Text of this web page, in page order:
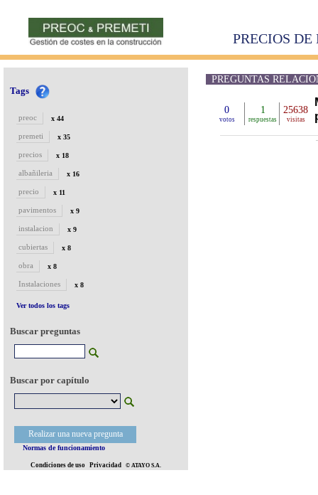
PRECIOS
Tags
preoc x 44
premeti x 35
precios x 18
albañileria x 16
precio x 11
pavimentos x 9
instalacion x 9
cubiertas x 8
obra x 8
Instalaciones x 8
Ver todos los tags
Buscar preguntas
Buscar por capítulo
Realizar una nueva pregunta
Normas de funcionamiento
Condiciones de uso Privacidad © ATAYO S.A.
PREGUNTAS
0
votos
1
respuestas
25638
visitas